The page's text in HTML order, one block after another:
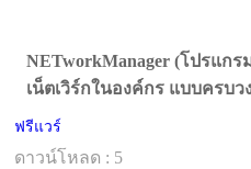
NETworkManager (โปรแก
เน็ตเวิร์กในองค์กร แบบครบว
ฟรีแวร์
ดาวน์โหลด : 5